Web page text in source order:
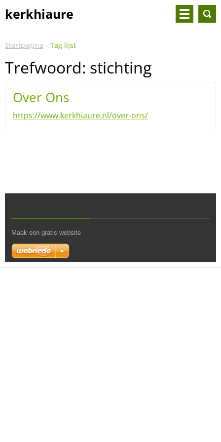
kerkhiaure
Startpagina Tag lijst
Trefwoord: stichting
Over Ons
https://www.kerkhiaure.nl/over-ons/
Maak een gratis website